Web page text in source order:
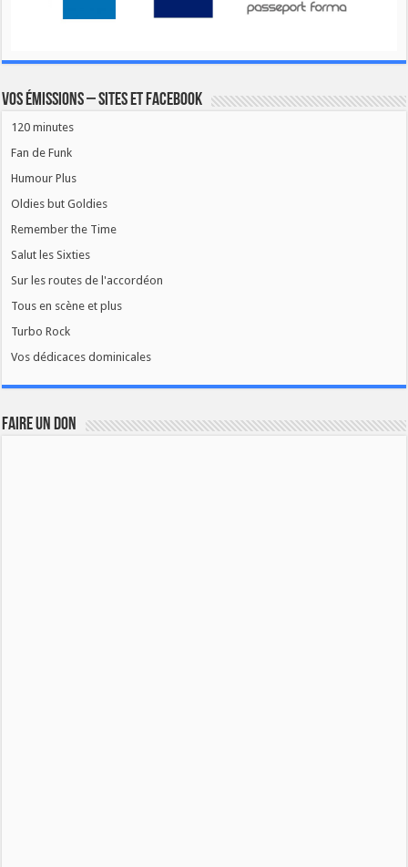
Vos émissions – Sites et Facebook
120 minutes
Fan de Funk
Humour Plus
Oldies but Goldies
Remember the Time
Salut les Sixties
Sur les routes de l'accordéon
Tous en scène et plus
Turbo Rock
Vos dédicaces dominicales
FAIRE UN DON